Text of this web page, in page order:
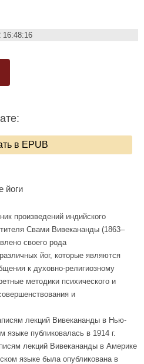
16:48:16
в EPUB
йоги
произведений индийского
Свами Вивекананды (1863–
своего рода
йог, которые являются
к духовно-религиозному
методики психического и
и
лекций Вивекананды в Нью-
языке публиковалась в 1914 г.
лекций Вивекананды в Америке
языке была опубликована в